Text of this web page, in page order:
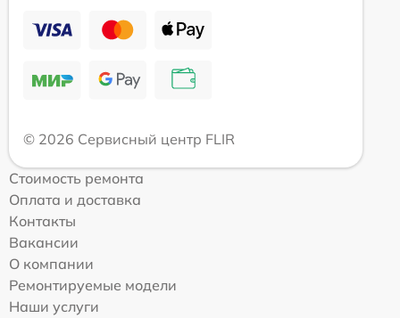
© 2026 Сервисный центр FLIR
Стоимость ремонта
Оплата и доставка
Контакты
Вакансии
О компании
Ремонтируемые модели
Наши услуги